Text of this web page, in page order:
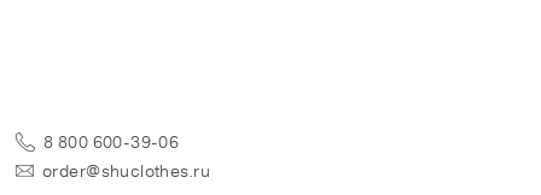
8 800 600-39-06
order@shuclothes.ru